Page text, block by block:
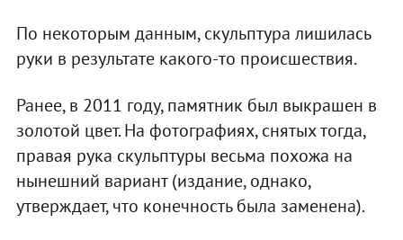
По некоторым данным, скульптура лишилась
руки в результате какого-то происшествия.
Ранее, в 2011 году, памятник был выкрашен в
золотой цвет. На фотографиях, снятых тогда,
правая рука скульптуры весьма похожа на
нынешний вариант (издание, однако,
утверждает, что конечность была заменена).